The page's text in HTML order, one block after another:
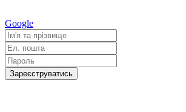
Google
Зареєструватись